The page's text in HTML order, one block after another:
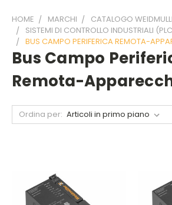
HOME MARCHI
CATALOGO
SISTEMI DI CONTROLLO INDUSTRIALI
BUS CAMPO PERIFERICA REMOTA-
Bus Campo
Remota-
Ordina per: